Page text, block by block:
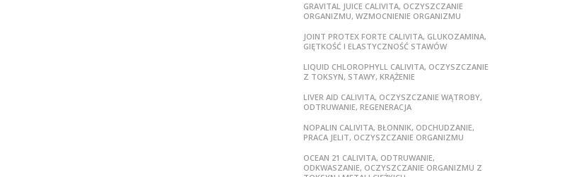
GRAVITAL JUICE CALIVITA, OCZYSZCZANIE
ORGANIZMU, WZMOCNIENIE ORGANIZMU
JOINT PROTEX FORTE CALIVITA, GLUKOZAMINA,
GIĘTKOŚĆ I ELASTYCZNOŚĆ STAWÓW
LIQUID CHLOROPHYLL CALIVITA, OCZYSZCZANIE
Z TOKSYN, STAWY, KRĄŻENIE
LIVER AID CALIVITA, OCZYSZCZANIE WĄTROBY,
ODTRUWANIE, REGENERACJA
NOPALIN CALIVITA, BŁONNIK, ODCHUDZANIE,
PRACA JELIT, OCZYSZCZANIE ORGANIZMU
OCEAN 21 CALIVITA, ODTRUWANIE,
ODKWASZANIE, OCZYSZCZANIE ORGANIZMU Z